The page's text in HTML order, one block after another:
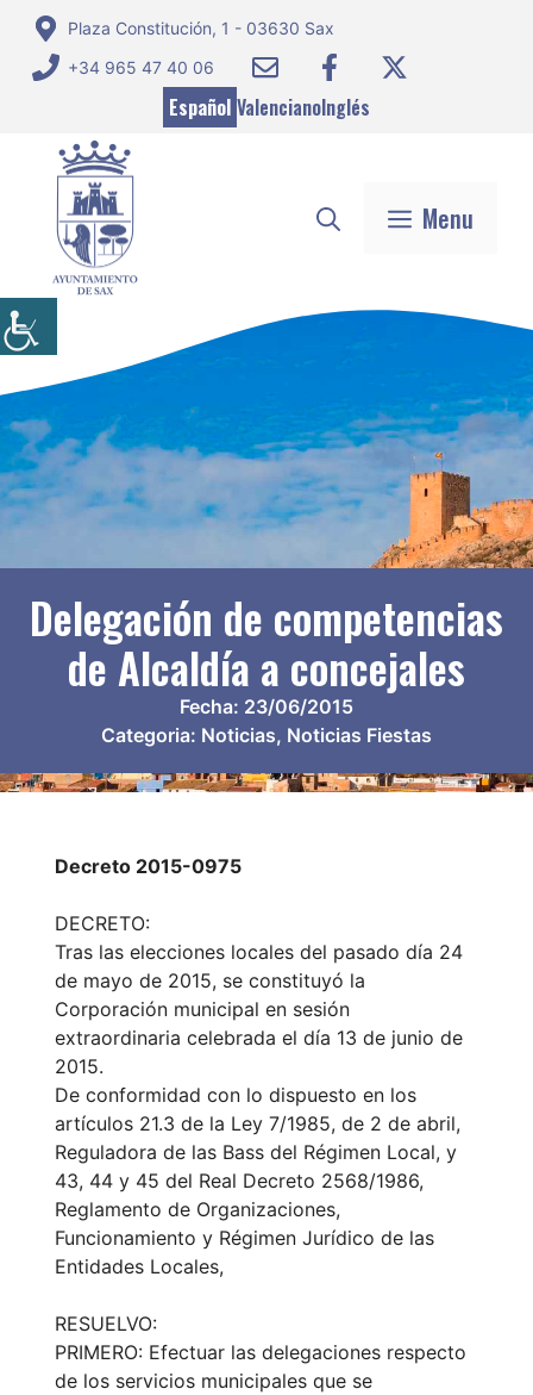
Saltar
contenido
Plaza Constitución, 1 - 03630 Sax
+34 965 47 40 06
Español ValencianoInglés
Menu
Delegación de competencias
de Alcaldía a concejales
Fecha: 23/06/2015
Categoria: Noticias, Noticias Fiestas
Decreto 2015-0975
DECRETO:
Tras las elecciones locales del pasado día 24
de mayo de 2015, se constituyó la
Corporación municipal en sesión
extraordinaria celebrada el día 13 de junio de
2015.
De conformidad con lo dispuesto en los
artículos 21.3 de la Ley 7/1985, de 2 de abril,
Reguladora de las Bass del Régimen Local, y
43, 44 y 45 del Real Decreto 2568/1986,
Reglamento de Organizaciones,
Funcionamiento y Régimen Jurídico de las
Entidades Locales,
RESUELVO:
PRIMERO: Efectuar las delegaciones respecto
de los servicios municipales que se